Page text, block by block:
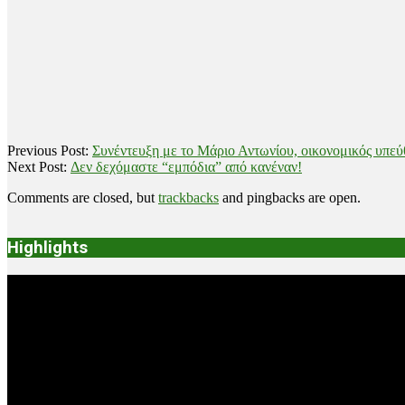
2018-
12-
Previous Post: Συνέντευξη με το Μάριο Αντωνίου, οικονομικός
Next Post: Δεν δεχόμαστε “εμπόδια” από κανέναν!
Comments are closed, but trackbacks and pingbacks are open.
Highlights